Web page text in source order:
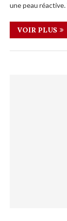
une peau
VOIR PLUS